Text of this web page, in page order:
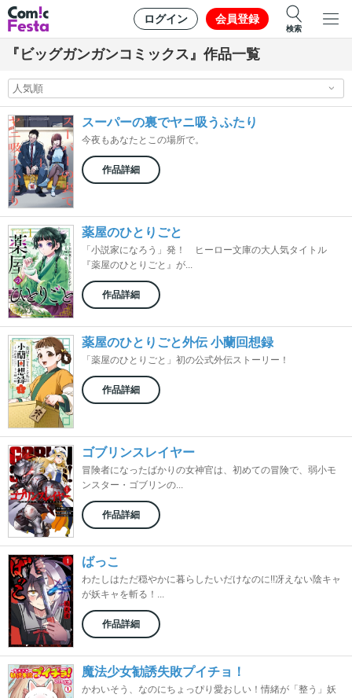
ログイン 会員登録
検索
『ビッグガンガンコミックス』作品一覧
スーパーの裏でヤニ吸うふたり
今夜もあなたとこの場所で。
作品詳細
薬屋のひとりごと
「小説家になろう」発！ ヒーロー文庫の大人気タイトル
『薬屋のひとりごと』が...
作品詳細
薬屋のひとりごと外伝 小蘭回想録
「薬屋のひとりごと」初の公式外伝ストーリー！
作品詳細
ゴブリンスレイヤー
冒険者になったばかりの女神官は、初めての冒険で、弱小モ
ンスター・ゴブリンの...
作品詳細
ばっこ
わたしはただ穏やかに暮らしたいだけなのに!!冴えない陰キャ
が妖キャを斬る！...
作品詳細
魔法少女勧誘失敗プイチョ！
かわいそう、なのにちょっぴり愛おしい！情緒が「整う」妖